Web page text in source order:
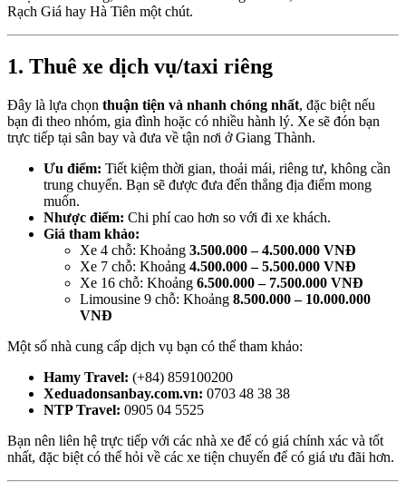
Rạch Giá hay Hà Tiên một chút.
1. Thuê xe dịch vụ/taxi riêng
Đây là lựa chọn thuận tiện và nhanh chóng nhất, đặc biệt nếu
bạn đi theo nhóm, gia đình hoặc có nhiều hành lý. Xe sẽ đón bạn
trực tiếp tại sân bay và đưa về tận nơi ở Giang Thành.
Ưu điểm: Tiết kiệm thời gian, thoải mái, riêng tư, không cần
trung chuyển. Bạn sẽ được đưa đến thẳng địa điểm mong
muốn.
Nhược điểm: Chi phí cao hơn so với đi xe khách.
Giá tham khảo:
Xe 4 chỗ: Khoảng 3.500.000 – 4.500.000 VNĐ
Xe 7 chỗ: Khoảng 4.500.000 – 5.500.000 VNĐ
Xe 16 chỗ: Khoảng 6.500.000 – 7.500.000 VNĐ
Limousine 9 chỗ: Khoảng 8.500.000 – 10.000.000
VNĐ
Một số nhà cung cấp dịch vụ bạn có thể tham khảo:
Hamy Travel: (+84) 859100200
Xeduadonsanbay.com.vn: 0703 48 38 38
NTP Travel: 0905 04 5525
Bạn nên liên hệ trực tiếp với các nhà xe để có giá chính xác và tốt
nhất, đặc biệt có thể hỏi về các xe tiện chuyến để có giá ưu đãi hơn.